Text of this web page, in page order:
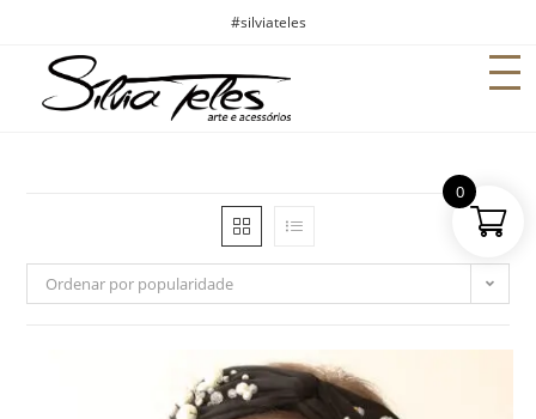
#silviateles
Ordenar por popularidade
0